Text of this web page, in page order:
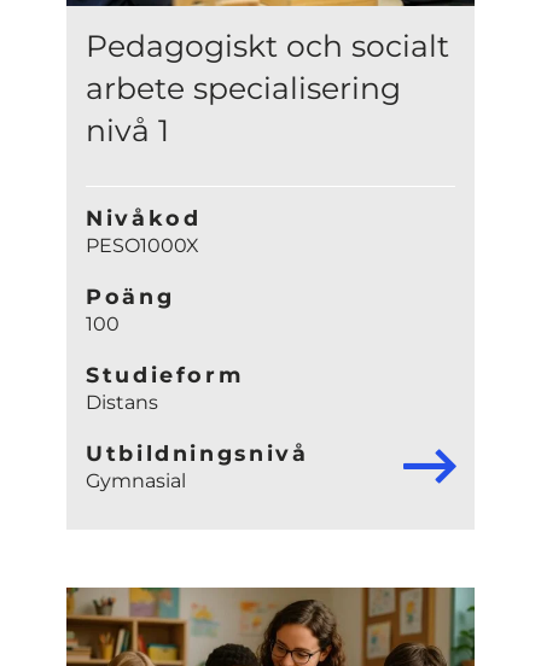
Pedagogiskt och socialt
arbete specialisering
nivå 1
Nivåkod
PESO1000X
Poäng
100
Studieform
Distans
Utbildningsnivå
Gymnasial